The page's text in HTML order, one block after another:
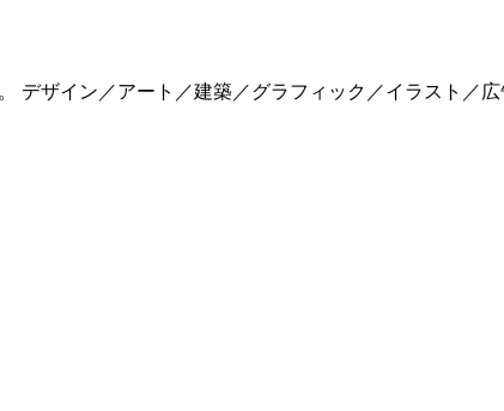
ザイン／アート／建築／グラフィック／イラスト／